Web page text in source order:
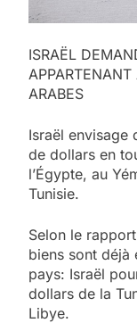
ISRAËL
ARABES
Israël envisage
de dollars en
l’Égypte, au
Tunisie.
Selon le
biens sont déjà
pays: Israël
dollars de la
Libye.